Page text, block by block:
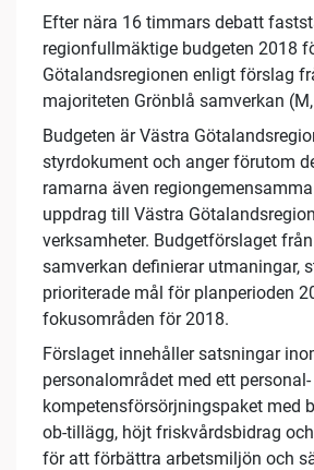
Efter nära 16 timmars debatt
regionfullmäktige budgeten 2018
Götalandsregionen enligt förslag
majoriteten Grönblå samverkan (M,
Budgeten är Västra
styrdokument och anger förutom
ramarna även
uppdrag till Västra
verksamheter. Budgetförslaget
samverkan definierar utmaningar,
prioriterade mål för planperioden
fokusområden för 2018.
Förslaget innehåller satsningar
personalområdet med ett personal-
kompetensförsörjningspaket med
ob-tillägg, höjt friskvårdsbidrag
för att förbättra arbetsmiljön och